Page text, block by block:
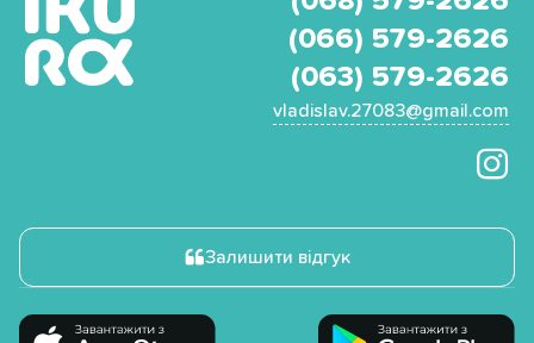
(066) 579-2626
(063) 579-2626
vladislav.27083@gmail.com
Залишити відгук